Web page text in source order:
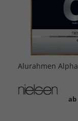
Alurahmen Alpha
ab